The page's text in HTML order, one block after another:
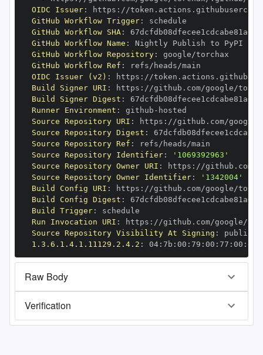
OIDC Issuer: https :
GitHub Workflow Trigger:
GitHub Workflow SHA:
GitHub Workflow Name :
GitHub Workflow Repository:
GitHub Workflow Ref :
OIDC Issuer (v2) : https :
Build Signer URI : https :
Build Signer Digest :
Runner Environment : github -
Source Repository URI : https :
Source Repository Digest :
Source Repository Ref :
Source Repository Identifier:
'1069392963'
Source Repository Owner URI : https :
Source Repository Owner Identifier:
'1342004'
Build Config URI : https :
Build Config Digest :
Build Trigger:
Run Invocation URI : https :
Source Repository Visibility At Signing :
1.3.6.1.4.1.11129.2.4.2 : 04: 7b : 00 : 79 : 00 : 77 : 00 : dd
Raw Body
Verification